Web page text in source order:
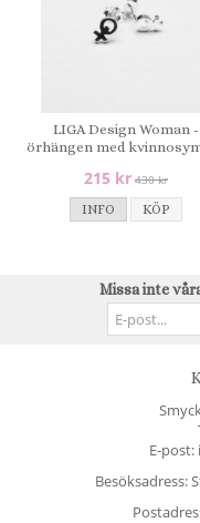
LIGA Design Woman -
örhängen med
215 kr 430 kr
INFO
KÖP
Missa inte
E-
Besöksadress: